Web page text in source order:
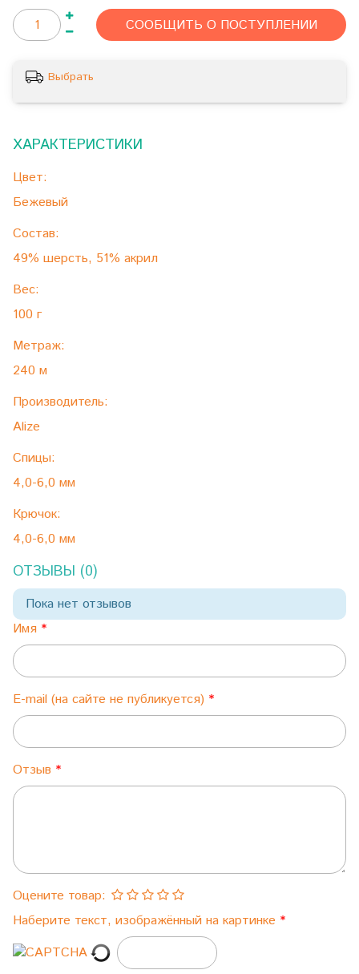
СООБЩИТЬ О ПОСТУПЛЕНИИ
Выбрать
ХАРАКТЕРИСТИКИ
Цвет:
Бежевый
Состав:
49% шерсть, 51% акрил
Вес:
100 г
Метраж:
240 м
Производитель:
Alize
Спицы:
4,0-6,0 мм
Крючок:
4,0-6,0 мм
ОТЗЫВЫ (0)
Пока нет отзывов
Имя
E-mail (на сайте не публикуется)
Отзыв
Оцените товар:
Наберите текст, изображённый на картинке